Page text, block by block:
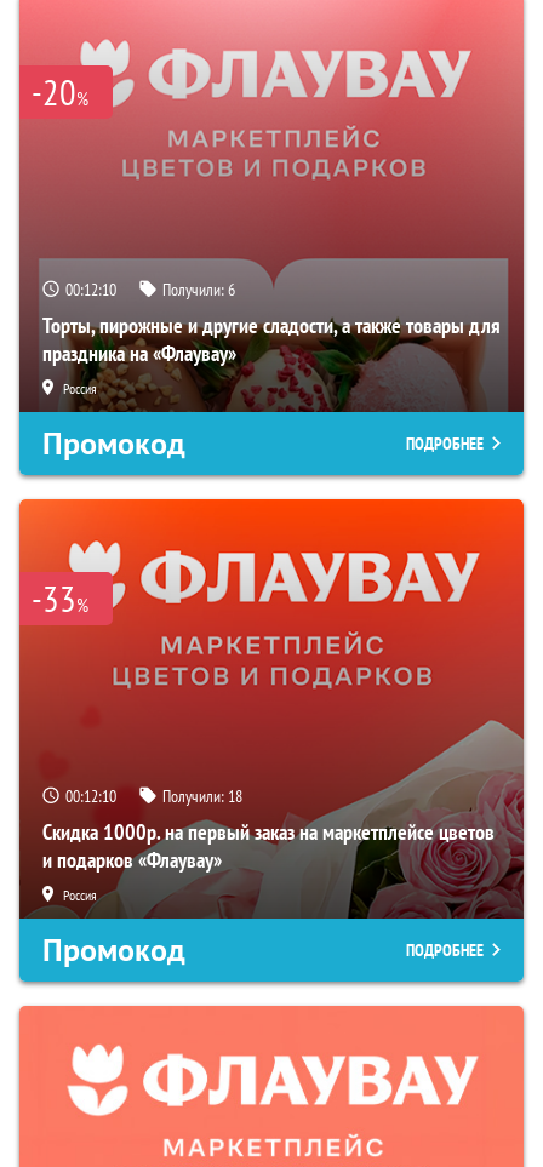
-20%
00:12:09 Получили:6
Торты, пирожные и другие сладости, а также товары для
праздника на «Флаувау»
Россия
Промокод ПОДРОБНЕЕ
-33%
00:12:09 Получили: 18
Скидка 1000р. на первый заказ на маркетплейсе цветов
и подарков «Флаувау»
Россия
Промокод ПОДРОБНЕЕ